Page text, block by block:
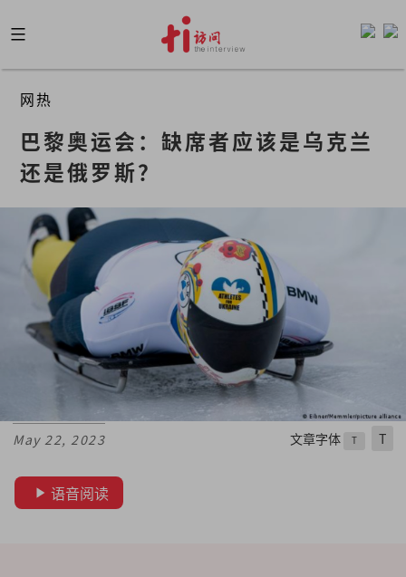
to
content
网热
巴黎奥运会：缺席者应该是乌克兰
还是俄罗斯？
May 22, 2023 文章字体 T T
语音阅读